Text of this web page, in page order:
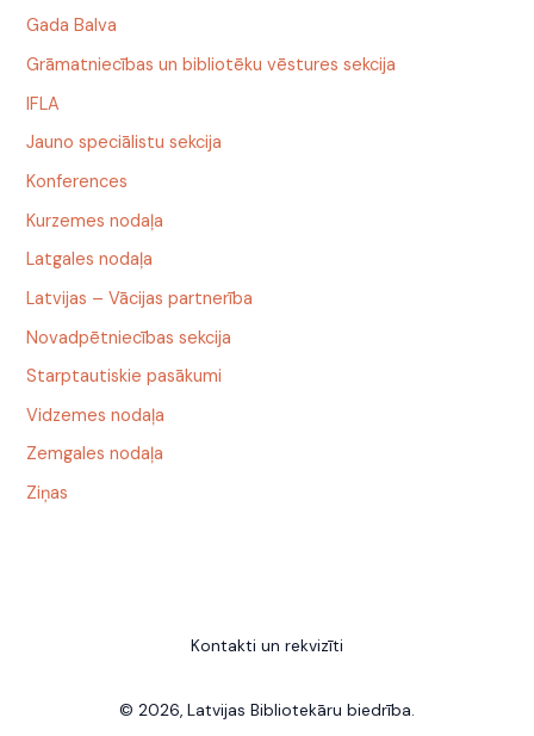
Gada Balva
Grāmatniecības un bibliotēku vēstures sekcija
IFLA
Jauno speciālistu sekcija
Konferences
Kurzemes nodaļa
Latgales nodaļa
Latvijas – Vācijas partnerība
Novadpētniecības sekcija
Starptautiskie pasākumi
Vidzemes nodaļa
Zemgales nodaļa
Ziņas
Kontakti un rekvizīti
© 2026, Latvijas Bibliotekāru biedrība.